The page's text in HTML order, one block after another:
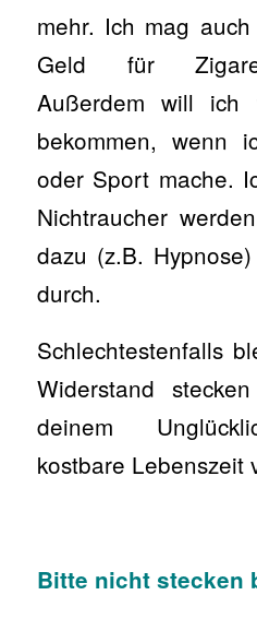
mehr. Ich mag
Geld für
Außerdem will ich
bekommen, wenn
oder Sport mache.
Nichtraucher
dazu (z.B.
durch.
Schlechtestenfalls
Widerstand
deinem
kostbare Lebenszeit
Bitte nicht stecken